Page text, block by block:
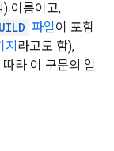
) 이름이고,
파일이 포함
지 라고도 함),
라 이 구문의 일